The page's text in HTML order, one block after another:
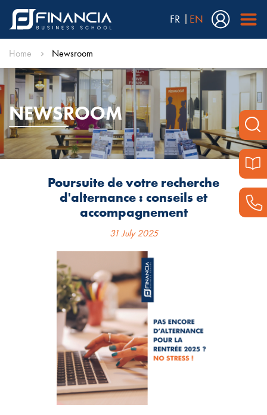
FR EN
Home Newsroom
NEWSROOM
Poursuite de votre recherche
d'alternance : conseils et
accompagnement
31 July 2025